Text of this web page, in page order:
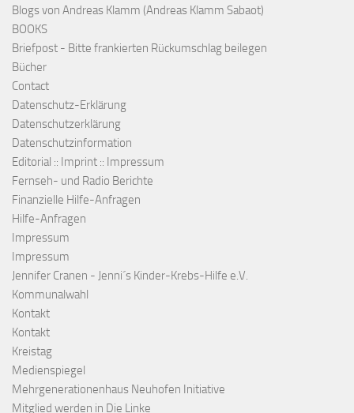
Blogs von Andreas Klamm (Andreas Klamm Sabaot)
BOOKS
Briefpost - Bitte frankierten Rückumschlag beilegen
Bücher
Contact
Datenschutz-Erklärung
Datenschutzerklärung
Datenschutzinformation
Editorial :: Imprint :: Impressum
Fernseh- und Radio Berichte
Finanzielle Hilfe-Anfragen
Hilfe-Anfragen
Impressum
Impressum
Jennifer Cranen - Jenni´s Kinder-Krebs-Hilfe e.V.
Kommunalwahl
Kontakt
Kontakt
Kreistag
Medienspiegel
Mehrgenerationenhaus Neuhofen Initiative
Mitglied werden in Die Linke